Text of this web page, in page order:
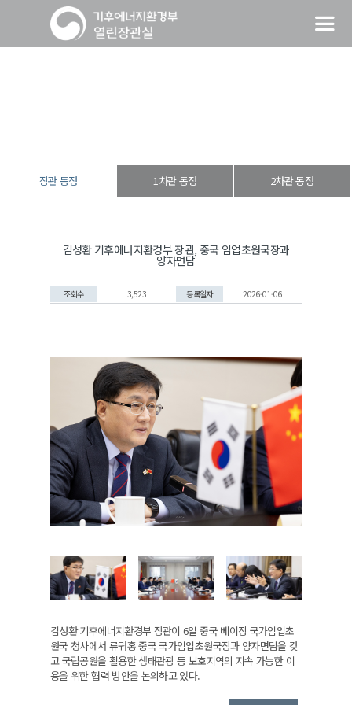
장관 동정 1차관 동정 2차관 동정
김성환 기후에너지환경부 장관, 중국 임업초원국장과
양자면담
조회수 3,523 등록일자 2026-01-06
김성환 기후에너지환경부 장관이 6일 중국 베이징 국가임업초
원국 청사에서 류궈홍 중국 국가임업초원국장과 양자면담을 갖
고 국립공원을 활용한 생태관광 등 보호지역의 지속 가능한 이
용을 위한 협력 방안을 논의하고 있다.